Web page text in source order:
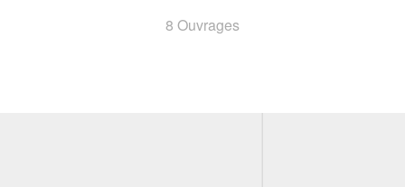
8 Ouvrages